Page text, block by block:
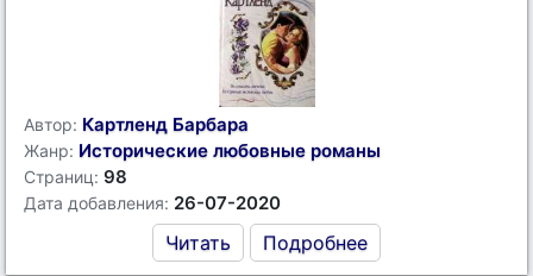
Автор: Картленд Барбара
Жанр: Исторические любовные романы
Страниц: 98
Дата добавления: 26-07-2020
Читать Подробнее